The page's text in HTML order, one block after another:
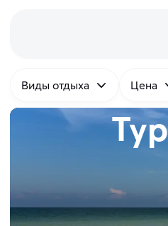
Виды отдыха Цена